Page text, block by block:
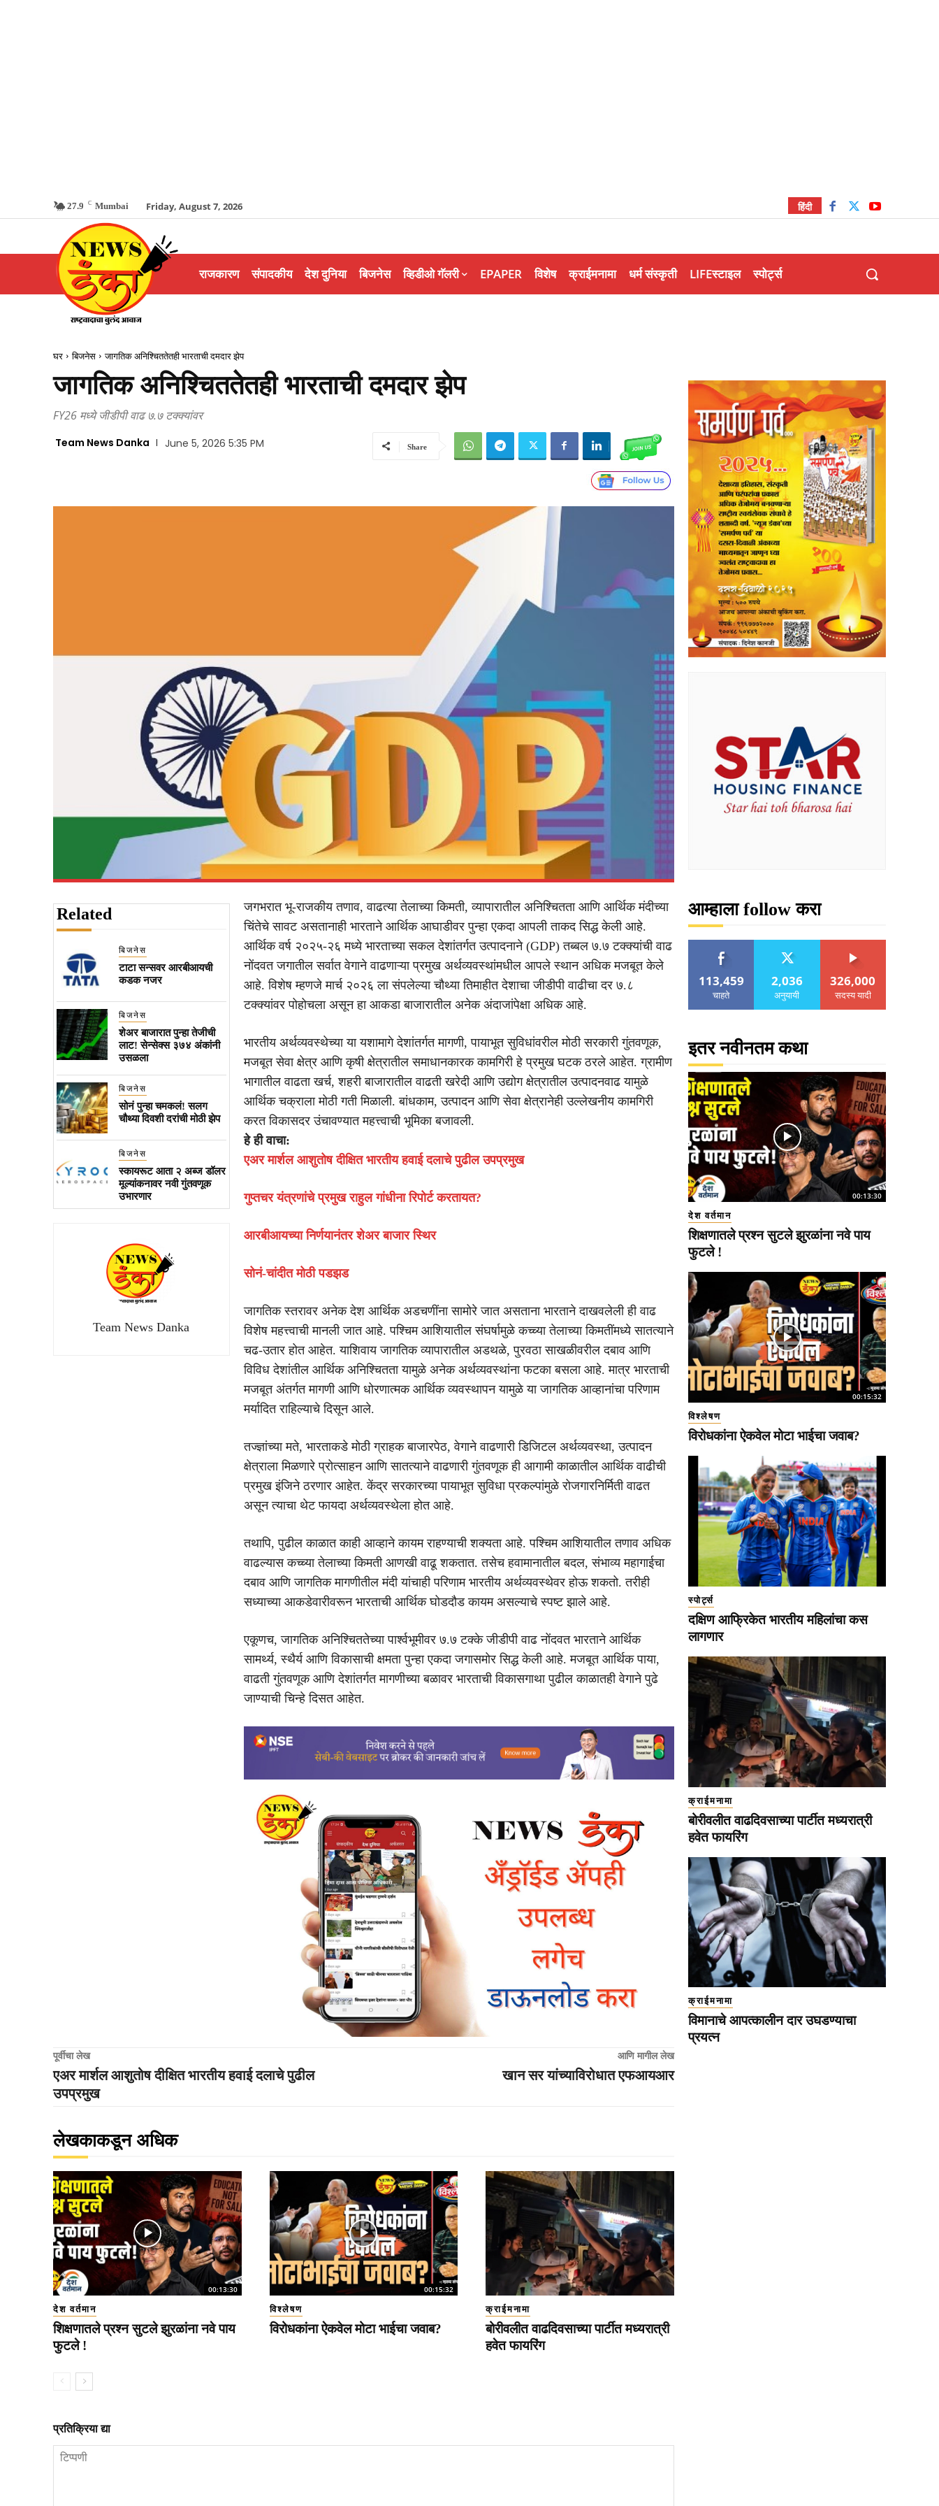
27.9 C Mumbai Friday, August 7, 2026 हिंदी
राजकारण संपादकीय देश दुनिया बिजनेस व्हिडीओ गॅलरी EPAPER विशेष क्राईमनामा धर्म संस्कृती LIFEस्टाइल स्पोर्ट्स
घर बिजनेस जागतिक अनिश्चिततेतही भारताची दमदार झेप
जागतिक अनिश्चिततेतही भारताची दमदार झेप
FY26 मध्ये जीडीपी वाढ ७.७ टक्क्यांवर
Team News Danka June 5, 2026 5:35 PM Share
Related
बिजनेस
टाटा सन्सवर आरबीआयची
कडक नजर
बिजनेस
शेअर बाजारात पुन्हा तेजीची
लाट! सेन्सेक्स ३७४ अंकांनी
उसळला
बिजनेस
सोनं पुन्हा चमकलं! सलग
चौथ्या दिवशी दरांची मोठी झेप
बिजनेस
स्कायरूट आता २ अब्ज डॉलर
मूल्यांकनावर नवी गुंतवणूक
उभारणार
Team News Danka
जगभरात भू-राजकीय तणाव, वाढत्या तेलाच्या किमती, व्यापारातील अनिश्चितता आणि आर्थिक मंदीच्या
चिंतेचे सावट असतानाही भारताने आर्थिक आघाडीवर पुन्हा एकदा आपली ताकद सिद्ध केली आहे.
आर्थिक वर्ष २०२५-२६ मध्ये भारताच्या सकल देशांतर्गत उत्पादनाने (GDP) तब्बल ७.७ टक्क्यांची वाढ
नोंदवत जगातील सर्वात वेगाने वाढणाऱ्या प्रमुख अर्थव्यवस्थांमधील आपले स्थान अधिक मजबूत केले
आहे. विशेष म्हणजे मार्च २०२६ ला संपलेल्या चौथ्या तिमाहीत देशाचा जीडीपी वाढीचा दर ७.८
टक्क्यांवर पोहोचला असून हा आकडा बाजारातील अनेक अंदाजांपेक्षा अधिक आहे.
भारतीय अर्थव्यवस्थेच्या या यशामागे देशांतर्गत मागणी, पायाभूत सुविधांवरील मोठी सरकारी गुंतवणूक,
मजबूत सेवा क्षेत्र आणि कृषी क्षेत्रातील समाधानकारक कामगिरी हे प्रमुख घटक ठरले आहेत. ग्रामीण
भागातील वाढता खर्च, शहरी बाजारातील वाढती खरेदी आणि उद्योग क्षेत्रातील उत्पादनवाढ यामुळे
आर्थिक चक्राला मोठी गती मिळाली. बांधकाम, उत्पादन आणि सेवा क्षेत्रानेही उल्लेखनीय कामगिरी
करत विकासदर उंचावण्यात महत्त्वाची भूमिका बजावली.
हे ही वाचा:
एअर मार्शल आशुतोष दीक्षित भारतीय हवाई दलाचे पुढील उपप्रमुख
गुप्तचर यंत्रणांचे प्रमुख राहुल गांधीना रिपोर्ट करतायत?
आरबीआयच्या निर्णयानंतर शेअर बाजार स्थिर
सोनं-चांदीत मोठी पडझड
जागतिक स्तरावर अनेक देश आर्थिक अडचणींना सामोरे जात असताना भारताने दाखवलेली ही वाढ
विशेष महत्त्वाची मानली जात आहे. पश्चिम आशियातील संघर्षामुळे कच्च्या तेलाच्या किमतींमध्ये सातत्याने
चढ-उतार होत आहेत. याशिवाय जागतिक व्यापारातील अडथळे, पुरवठा साखळीवरील दबाव आणि
विविध देशांतील आर्थिक अनिश्चितता यामुळे अनेक अर्थव्यवस्थांना फटका बसला आहे. मात्र भारताची
मजबूत अंतर्गत मागणी आणि धोरणात्मक आर्थिक व्यवस्थापन यामुळे या जागतिक आव्हानांचा परिणाम
मर्यादित राहिल्याचे दिसून आले.
तज्ज्ञांच्या मते, भारताकडे मोठी ग्राहक बाजारपेठ, वेगाने वाढणारी डिजिटल अर्थव्यवस्था, उत्पादन
क्षेत्राला मिळणारे प्रोत्साहन आणि सातत्याने वाढणारी गुंतवणूक ही आगामी काळातील आर्थिक वाढीची
प्रमुख इंजिने ठरणार आहेत. केंद्र सरकारच्या पायाभूत सुविधा प्रकल्पांमुळे रोजगारनिर्मिती वाढत
असून त्याचा थेट फायदा अर्थव्यवस्थेला होत आहे.
तथापि, पुढील काळात काही आव्हाने कायम राहण्याची शक्यता आहे. पश्चिम आशियातील तणाव अधिक
वाढल्यास कच्च्या तेलाच्या किमती आणखी वाढू शकतात. तसेच हवामानातील बदल, संभाव्य महागाईचा
दबाव आणि जागतिक मागणीतील मंदी यांचाही परिणाम भारतीय अर्थव्यवस्थेवर होऊ शकतो. तरीही
सध्याच्या आकडेवारीवरून भारताची आर्थिक घोडदौड कायम असल्याचे स्पष्ट झाले आहे.
एकूणच, जागतिक अनिश्चिततेच्या पार्श्वभूमीवर ७.७ टक्के जीडीपी वाढ नोंदवत भारताने आर्थिक
सामर्थ्य, स्थैर्य आणि विकासाची क्षमता पुन्हा एकदा जगासमोर सिद्ध केली आहे. मजबूत आर्थिक पाया,
वाढती गुंतवणूक आणि देशांतर्गत मागणीच्या बळावर भारताची विकासगाथा पुढील काळातही वेगाने पुढे
जाण्याची चिन्हे दिसत आहेत.
पूर्वीचा लेख
एअर मार्शल आशुतोष दीक्षित भारतीय हवाई दलाचे पुढील
उपप्रमुख
आणि मागील लेख
खान सर यांच्याविरोधात एफआयआर
लेखकाकडून अधिक
00:13:30
देश वर्तमान
शिक्षणातले प्रश्न सुटले झुरळांना नवे पाय
फुटले !
00:15:32
विश्लेषण
विरोधकांना ऐकवेल मोटा भाईचा जवाब?
क्राईमनामा
बोरीवलीत वाढदिवसाच्या पार्टीत मध्यरात्री
हवेत फायरिंग
प्रतिक्रिया द्या
आम्हाला follow करा
113,459
चाहते
2,036
अनुयायी
326,000
सदस्य यादी
इतर नवीनतम कथा
00:13:30
देश वर्तमान
शिक्षणातले प्रश्न सुटले झुरळांना नवे पाय
फुटले !
00:15:32
विश्लेषण
विरोधकांना ऐकवेल मोटा भाईचा जवाब?
स्पोर्ट्स
दक्षिण आफ्रिकेत भारतीय महिलांचा कस
लागणार
क्राईमनामा
बोरीवलीत वाढदिवसाच्या पार्टीत मध्यरात्री
हवेत फायरिंग
क्राईमनामा
विमानाचे आपत्कालीन दार उघडण्याचा
प्रयत्न